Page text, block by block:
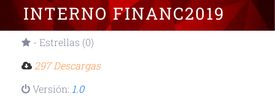
INTERNO FINANC2019
- Estrellas (0)
297 Descargas
Versión: 1.0